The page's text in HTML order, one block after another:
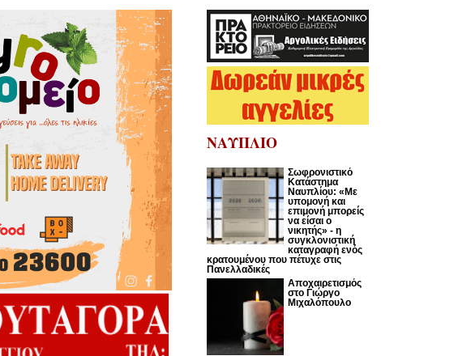
ΝΑΥΠΛΙΟ
Σωφρονιστικό
Κατάστημα
Ναυπλίου: «Με
υπομονή και
επιμονή μπορείς
να είσαι ο
νικητής» - η
συγκλονιστική
καταγραφή ενός
κρατουμένου που πέτυχε στις
Πανελλαδικές
Αποχαιρετισμός
στο Γιώργο
Μιχαλόπουλο